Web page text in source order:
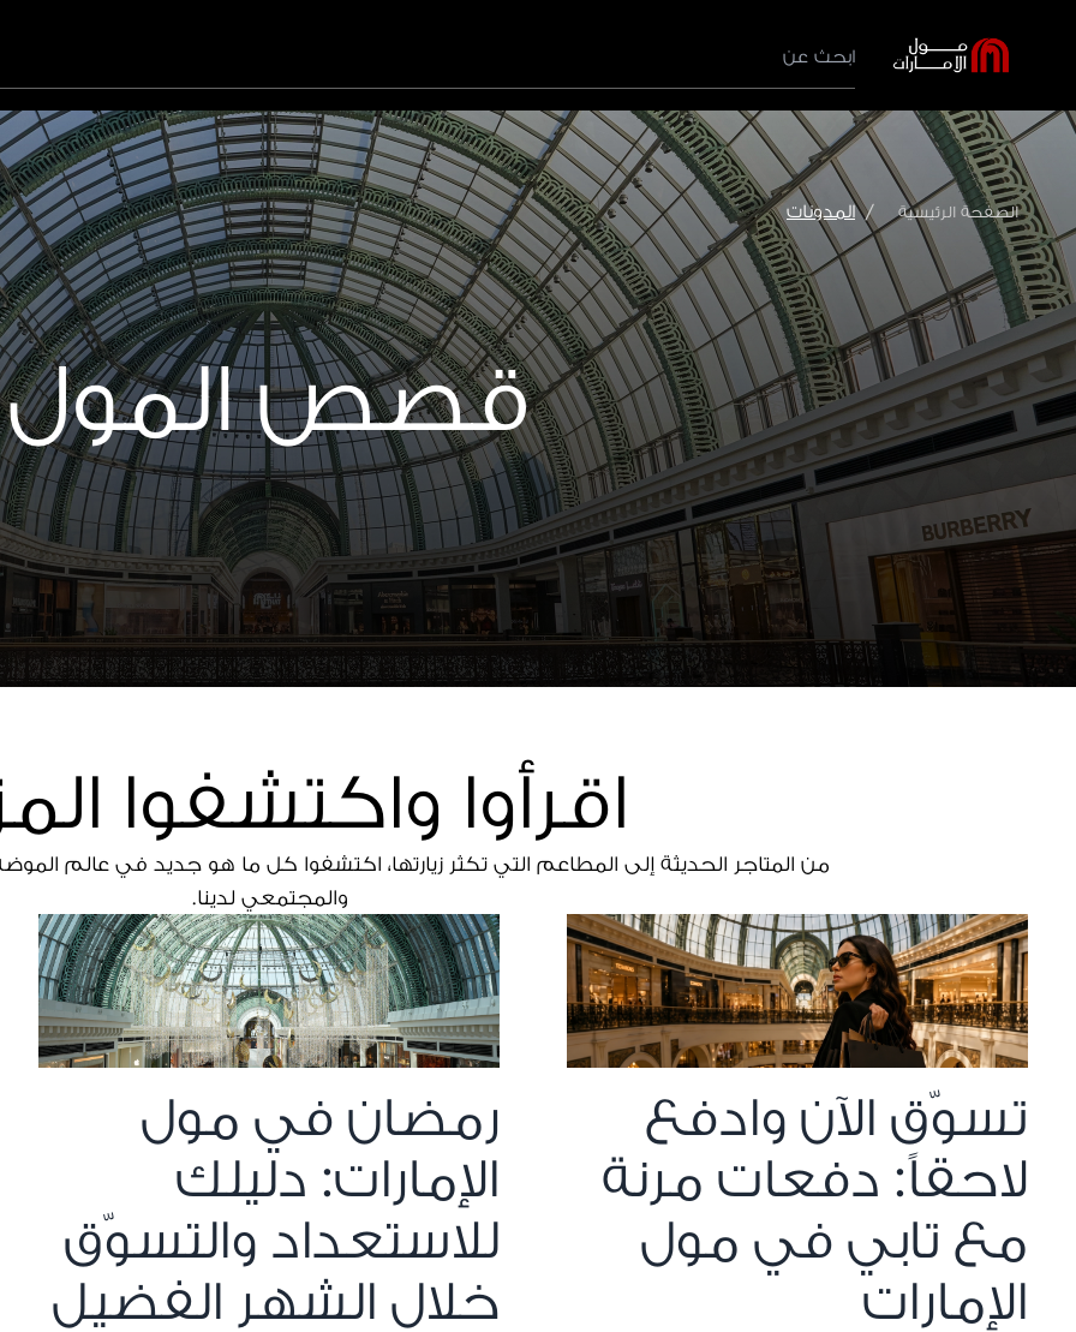
قصص المول
الصفحة الرئيسية المدونات
اقرأوا واكتشفوا
من المتاجر الحديثة إلى المطاعم التي تكثر زيارتها، اكتشفوا كل ما هو جديد في عالم
والمجتمعي لدينا.
تسوّق الآن وادفع
لاحقاً: دفعات مرنة
مع تابي في مول
الإمارات
رمضان في مول
الإمارات: دليلك
للاستعداد والتسوّق
خلال الشهر الفضيل